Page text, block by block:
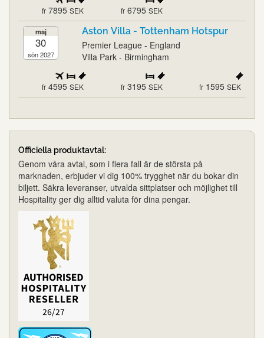
fr 7895 SEK fr 6795 SEK
maj
30
sön 2027
Aston Villa - Tottenham Hotspur
Premier League - England
Villa Park - Birmingham
fr 4595 SEK fr 3195 SEK fr 1595 SEK
Officiella produktavtal:
Genom våra avtal, som i flera fall är de största på
marknaden, erbjuder vi dig 100% trygghet när du bokar din
biljett. Säkra leveranser, utvalda sittplatser och möjlighet till
Hospitality ger dig alltid valuta för dina pengar.